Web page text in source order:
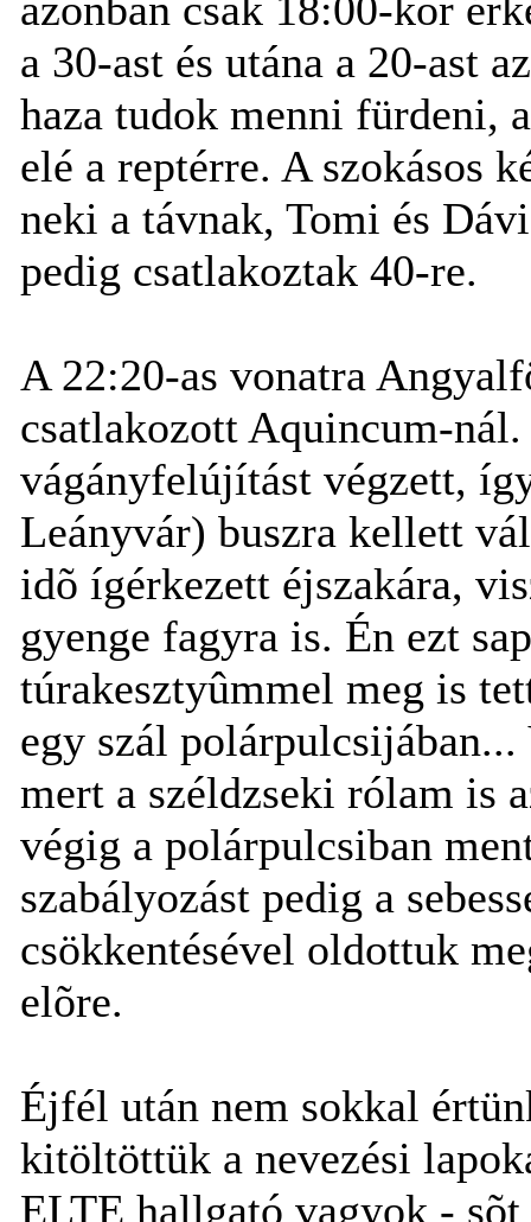
a 30-ast és utána a 20-ast
haza tudok menni fürdeni,
elé a reptérre. A szokásos
neki a távnak, Tomi és
pedig csatlakoztak 40-re.
A 22:20-as vonatra
csatlakozott Aquincum-
vágányfelújítást végzett,
Leányvár) buszra kellett
idõ ígérkezett éjszakára,
gyenge fagyra is. Én ezt
túrakesztyûmmel meg is
egy szál
mert a széldzseki rólam is
végig a polárpulcsiban
szabályozást pedig a
csökkentésével oldottuk
elõre.
Éjfél után nem sokkal
kitöltöttük a nevezési
ELTE hallgató vagyok -